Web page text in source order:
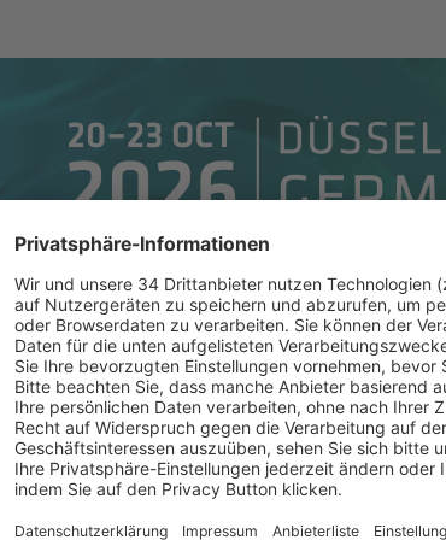
Preise Meine Bestellungen Zur glasstec-
2
Persönliche Daten eingeben
Ausstellerausweis